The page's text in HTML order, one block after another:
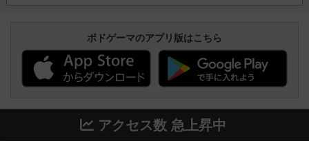
ボドゲーマのアプリ版はこちら
アクセス数 急上昇中